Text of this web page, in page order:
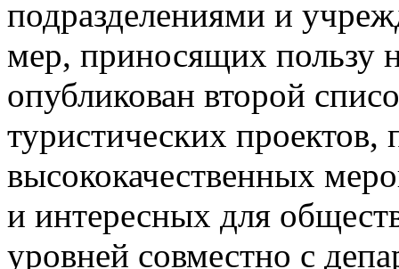
подразделениями и
мер, приносящих пользу
опубликован второй
туристических
высококачественных
и интересных для
уровней совместно с